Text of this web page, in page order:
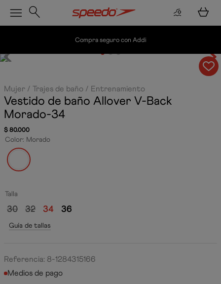
Compra seguro con Addi
Mujer Trajes de baño Entrenamiento
Vestido de baño Allover V-Back
Morado-34
$80.000
Color: Morado
Talla
30 32 34 36
Guía de tallas
Referencia: 8-1284315166
Medios de pago